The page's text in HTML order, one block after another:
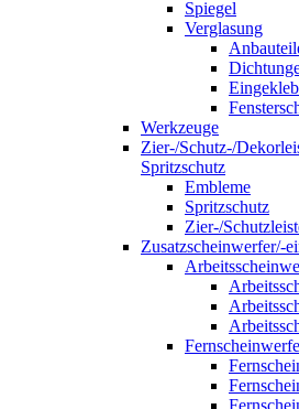
Spiegel
Verglasung
Werkzeuge
Zier-/Schutz-/
Spritzschutz
Embleme
Spritzschutz
Zier-/
Zusatzscheinwerfer/-